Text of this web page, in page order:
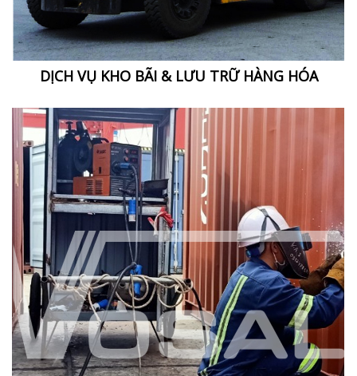
DỊCH VỤ KHO BÃI & LƯU TRỮ HÀNG HÓA